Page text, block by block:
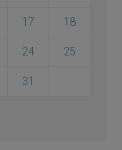
17 18
24 25
31